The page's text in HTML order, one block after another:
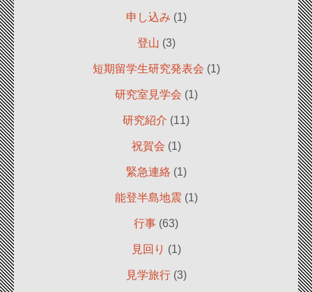
申し込み (1)
登山 (3)
短期留学生研究発表会 (1)
研究室見学会 (1)
研究紹介 (11)
祝賀会 (1)
緊急連絡 (1)
能登半島地震 (1)
行事 (63)
見回り (1)
見学旅行(3)